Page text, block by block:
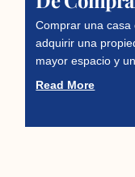
Comprar una
adquirir una
mayor espacio y
Read More